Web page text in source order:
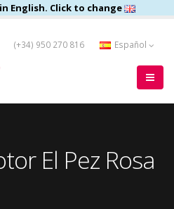
English. Click to change
(+34) 950 270 816 Español
El Pez Rosa